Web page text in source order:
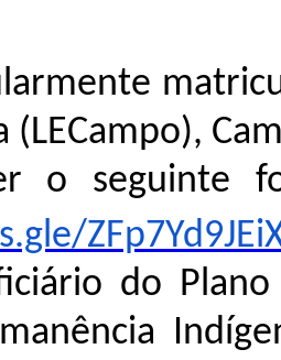
(LECampo),
o seguinte
do